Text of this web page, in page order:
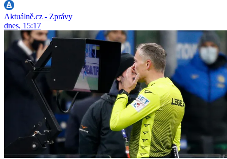
Aktuálně.cz - Zprávy
dnes, 15:17